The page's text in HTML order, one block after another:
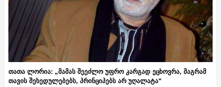
თათა ლორია: „მამას შეეძლო უფრო კარგად ეცხოვრა, მაგრამ
თავის შეხედულებებს, პრინციპებს არ უღალატა“